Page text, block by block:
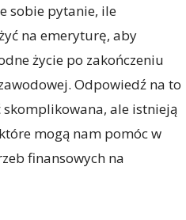
sobie pytanie, ile
na emeryturę, aby
życie po zakończeniu
Odpowiedź na to
ale istnieją
mogą nam pomóc w
finansowych na